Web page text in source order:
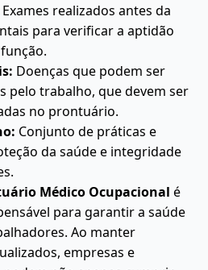
Exames realizados antes da
para verificar a aptidão
Doenças que podem ser
pelo trabalho, que devem ser
no prontuário.
Conjunto de práticas e
da saúde e integridade
Médico Ocupacional é
para garantir a saúde
Ao manter
empresas e